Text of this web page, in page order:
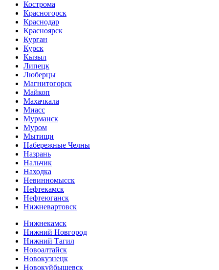
Кострома
Красногорск
Краснодар
Красноярск
Курган
Курск
Кызыл
Липецк
Люберцы
Магнитогорск
Майкоп
Махачкала
Миасс
Мурманск
Муром
Мытищи
Набережные Челны
Назрань
Нальчик
Находка
Невинномысск
Нефтекамск
Нефтеюганск
Нижневартовск
Нижнекамск
Нижний Новгород
Нижний Тагил
Новоалтайск
Новокузнецк
Новокуйбышевск